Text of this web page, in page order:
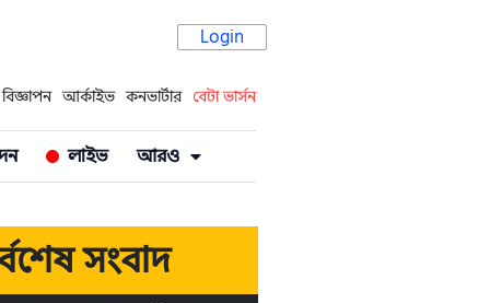
Login
বিজ্ঞাপন আর্কাইভ কনভার্টার বেটা ভার্সন
লাইভ আরও
সংবাদ